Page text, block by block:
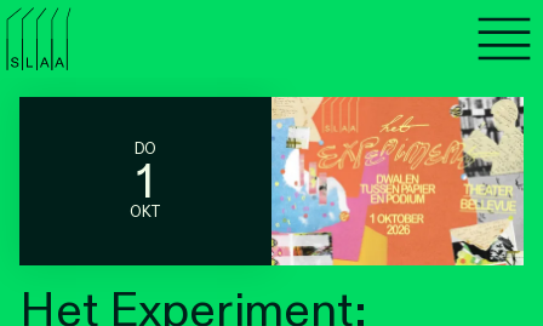
DO
1
OKT
Het Experiment:
Agenda
Luisteren